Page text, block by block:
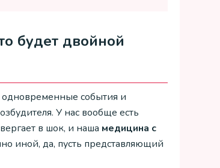
будет двойной
одновременные события и
У нас вообще есть
в шок, и наша медицина с
иной, да, пусть представляющий